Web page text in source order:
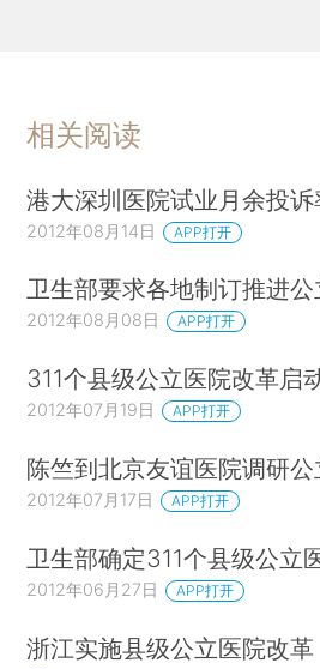
相关阅读
港大深圳医院试业月余投诉
2012年08月14日 APP打开
卫生部要求各地制订推进
2012年08月08日 APP打开
311个县级公立医院改革启
2012年07月19日 APP打开
陈竺到北京友谊医院调研
2012年07月17日 APP打开
卫生部确定311个县级公立
2012年06月27日 APP打开
浙江实施县级公立医院改革